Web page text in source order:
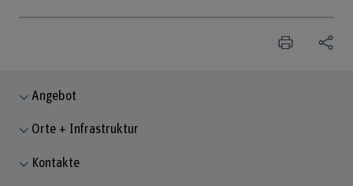
Angebot
Orte + Infrastruktur
Kontakte